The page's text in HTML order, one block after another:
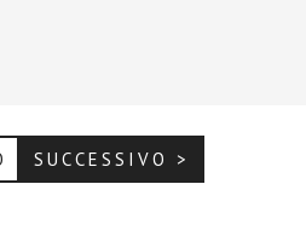
SUCCESSIVO >